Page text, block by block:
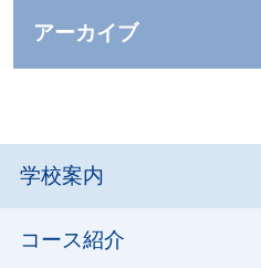
アーカイブ
学校案内
コース紹介